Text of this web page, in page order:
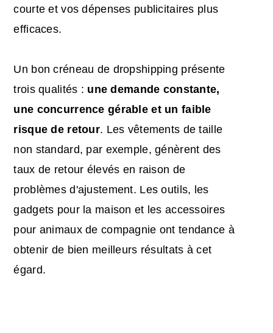
courte et vos dépenses publicitaires plus
efficaces.
Un bon créneau de dropshipping présente
trois qualités : une demande constante,
une concurrence gérable et un faible
risque de retour. Les vêtements de taille
non standard, par exemple, génèrent des
taux de retour élevés en raison de
problèmes d'ajustement. Les outils, les
gadgets pour la maison et les accessoires
pour animaux de compagnie ont tendance à
obtenir de bien meilleurs résultats à cet
égard.